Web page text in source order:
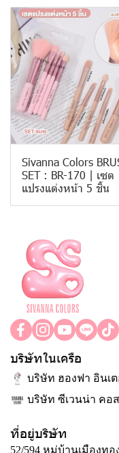
Sivanna Colors
SET : BR-170 | เซต
แปรงแต่งหน้า 5 ชิ้น
บริษัทในเครือ
บริษัท ฮองฟา อินเ
บริษัท ซีเวนน่า คอ
ที่อยู่บริษัท
52/594 หมู่บ้านเมืองท